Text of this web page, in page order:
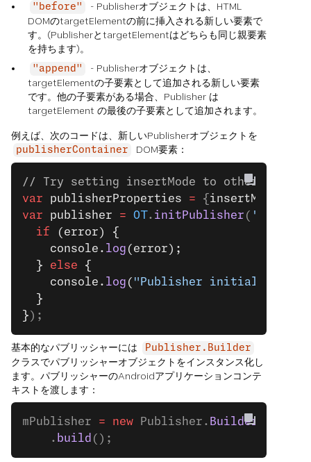
"before"
- Publisherオブジェクトは、HTML
DOMのtargetElementの前に挿入される新しい要素で
す。(PublisherとtargetElementはどちらも同じ親要素
を持ちます)。
"append"
- Publisherオブジェクトは、
targetElementの子要素として追加される新しい要素
です。他の子要素がある場合、Publisher は
targetElement の最後の子要素として追加されます。
例えば、次のコードは、新しいPublisherオブジェクトを
publisherContainer DOM要素：
// Try setting insertMode to other
var publisherProperties = { insertMode:
var publisher = OT. initPublisher (
  if
(error) {
    console.
log (error);
  }
else {
    console.
log ( "Publisher initialized."
  }
} );
基本的なパブリッシャーには Publisher.Builder
クラスでパブリッシャーオブジェクトをインスタンス化し
ます。パブリッシャーのAndroidアプリケーションコンテ
キストを渡します：
mPublisher = new Publisher. Builder
    .
build ();